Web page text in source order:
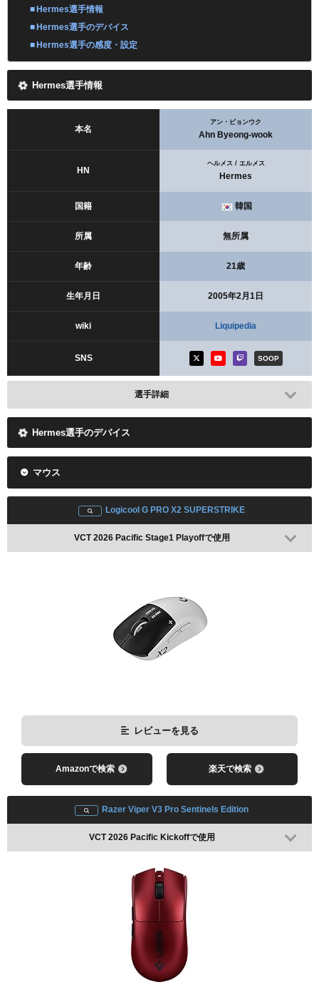
Hermes選手情報
Hermes選手のデバイス
Hermes選手の感度・設定
Hermes選手情報
本名
アン・ビョンウク
Ahn Byeong-wook
HN
ヘルメス / エルメス
Hermes
国籍 韓国
所属 無所属
年齢 21歳
生年月日 2005年2月1日
wiki Liquipedia
SNS SOOP
選手詳細
Hermes選手のデバイス
マウス
Logicool G PRO X2 SUPERSTRIKE
VCT 2026 Pacific Stage1 Playoffで使用
レビューを見る
Amazonで検索 楽天で検索
Razer Viper V3 Pro Sentinels Edition
VCT 2026 Pacific Kickoffで使用